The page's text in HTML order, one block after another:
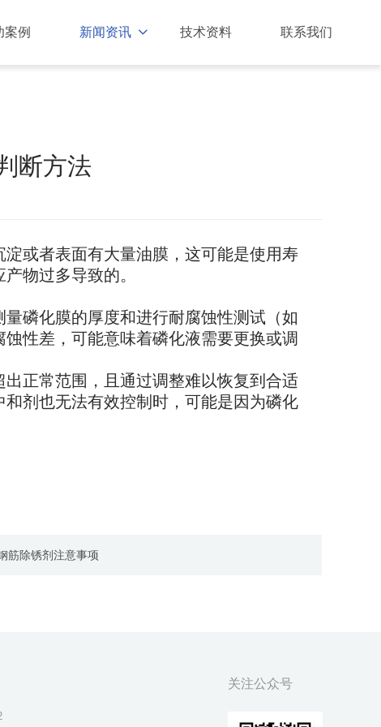
案例 新闻资讯  技术资料 联系我们
断方法
淀或者表面有大量油膜，这可能是使用寿
物过多导致的。
磷化膜的厚度和进行耐腐蚀性测试（如
性差，可能意味着磷化液需要更换或调
正常范围，且通过调整难以恢复到合适
剂也无法有效控制时，可能是因为磷化
筋除锈剂注意事项
关注公众号